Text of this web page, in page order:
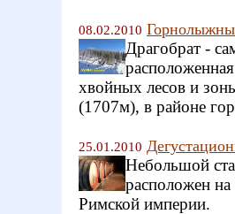
08.02.2010
Драгобрат -
хвойных лесов и
(1707м), в районе
25.01.2010
Небольшой
расположен на
Римской империи.